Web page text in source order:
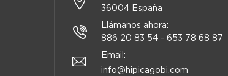
36004 España
Llámanos ahora:
886 20 83 54 - 653 78 68 87
Email:
info@hipicagobi.com